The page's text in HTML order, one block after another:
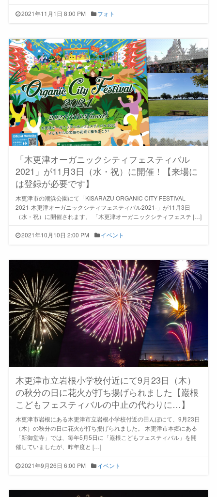
2021年11月1日 8:00 PM フォト
「木更津オーガニックシティフェスティバル
2021」が11月3日（水・祝）に開催！【来場に
は登録が必要です】
木更津市の潮浜公園にて「KISARAZU ORGANIC CITY FESTIVAL
2021-木更津オーガニックシティフェスティバル2021-」が11月3日
（水・祝）に開催されます。 「木更津オーガニックシティフェステ […]
2021年10月10日 2:00 PM イベント
木更津市立岩根小学校付近にて9月23日（木）
の秋分の日に花火が打ち揚げられました【巌根
こどもフェスティバルの中止の代わりに…】
木更津市岩根にある木更津市立岩根小学校付近の田んぼにて、9月23日
（木）の秋分の日に花火が打ち揚げられました。 木更津市本郷にある
「新御堂寺」では、毎年5月5日に「巌根こどもフェスティバル」を開
催していましたが、昨年度と […]
2021年9月26日 6:00 PM イベント